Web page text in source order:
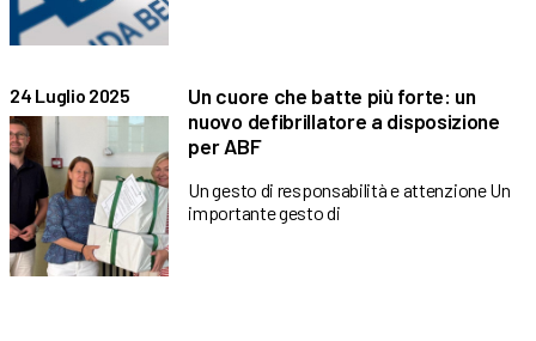
24 Luglio 2025
Un cuore che batte più forte: un
nuovo defibrillatore a disposizione
per ABF
Un gesto di responsabilità e attenzione Un
importante gesto di